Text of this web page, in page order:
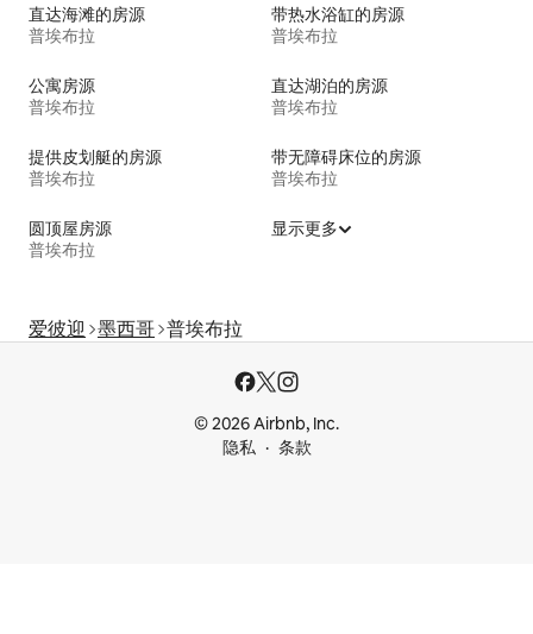
直达海滩的房源
普埃布拉
带热水浴缸的房源
普埃布拉
公寓房源
普埃布拉
直达湖泊的房源
普埃布拉
提供皮划艇的房源
普埃布拉
带无障碍床位的房源
普埃布拉
圆顶屋房源
普埃布拉
显示更多
爱彼迎 墨西哥 普埃布拉
© 2026 Airbnb, Inc.
隐私
条款